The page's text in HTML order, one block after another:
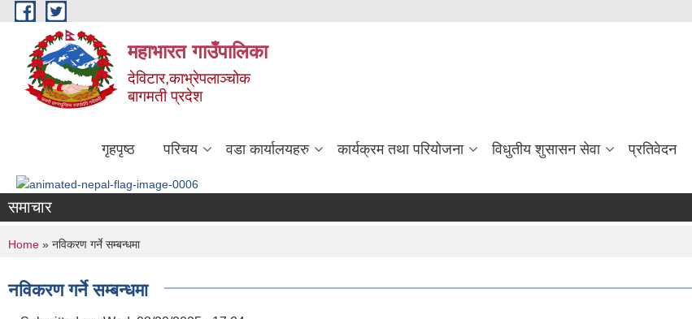
Skip to main content
महाभारत गाउँपालिका
देविटार,काभ्रेपलाञ्चोक
बागमती प्रदेश
गृहपृष्ठ परिचय वडा कार्यालयहरु कार्यक्रम तथा परियोजना विधुतीय शुसासन सेवा प्रतिवेदन
समाचार
You are here
Home » नविकरण गर्ने सम्बन्धमा
नविकरण गर्ने सम्बन्धमा